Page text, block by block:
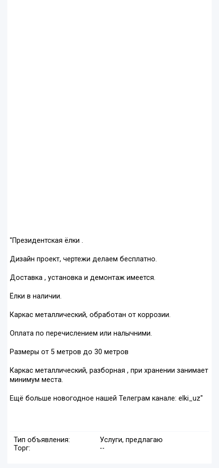
"Президентская ёлки .
Дизайн проект, чертежи делаем бесплатно.
Доставка , установка и демонтаж имеется.
Ёлки в наличии.
Каркас металлический, обработан от коррозии.
Оплата по перечислением или налычними.
Размеры от 5 метров до 30 метров
Каркас металлический, разборная , при хранении занимает
минимум места.
Ещё больше новогодное нашей Телеграм канале: elki_uz"
Тип объявления:
Услуги, предлагаю
Торг:
--